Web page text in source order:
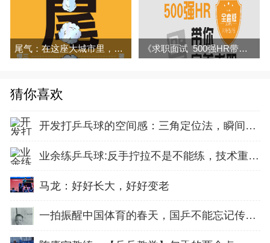
尾气：在这座大城市里，我们燃烧了自己，结果却变成了尾气-慢三 《求职面试 500强HR带你完美面试》视频全集百度网盘百度云下载
猜你喜欢
开发打乒乓球的空间感：三角定位法，瞬间找准最佳击球点
业余练乒乓球:反手拧拉不是不能练，技术重点就不在手上
马龙：好好长大，好好变老
一拍振醒中国体育的春天，国乒不能忘记传奇前辈这份初心！